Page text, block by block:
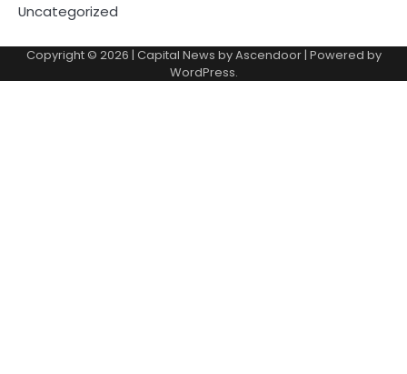
Uncategorized
Copyright © 2026 | Capital News byAscendoor| Powered by
WordPress.